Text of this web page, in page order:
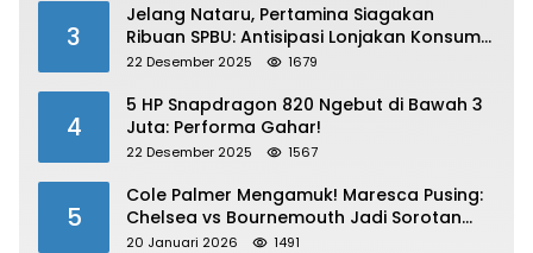
3
Jelang Nataru, Pertamina Siagakan
Ribuan SPBU: Antisipasi Lonjakan Konsumsi
BBM dan LPG!
22 Desember 2025 1679
4
5 HP Snapdragon 820 Ngebut di Bawah 3
Juta: Performa Gahar!
22 Desember 2025 1567
5
Cole Palmer Mengamuk! Maresca Pusing:
Chelsea vs Bournemouth Jadi Sorotan
Utama
20 Januari 2026 1491